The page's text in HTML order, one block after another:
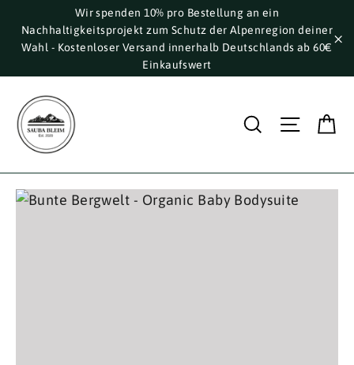
zum
Inhalt
Wir spenden 10% pro Bestellung an ein
Nachhaltigkeitsprojekt zum Schutz der Alpenregion deiner
Wahl - Kostenloser Versand innerhalb Deutschlands ab 60€
Einkaufswert
Suche